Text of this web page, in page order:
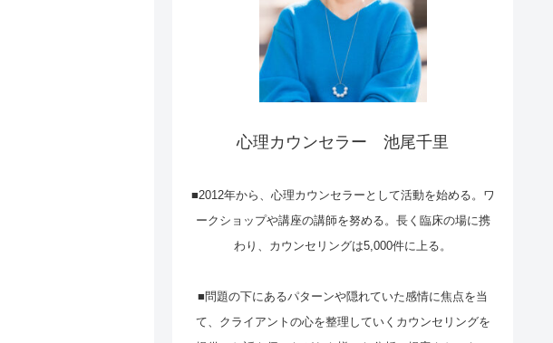
心理カウンセラー 池尾千里
■2012年から、心理カウンセラーとして活動を始める。ワ
ークショップや講座の講師を努める。長く臨床の場に携
わり、カウンセリングは5,000件に上る。
■問題の下にあるパターンや隠れていた感情に焦点を当
て、クライアントの心を整理していくカウンセリングを